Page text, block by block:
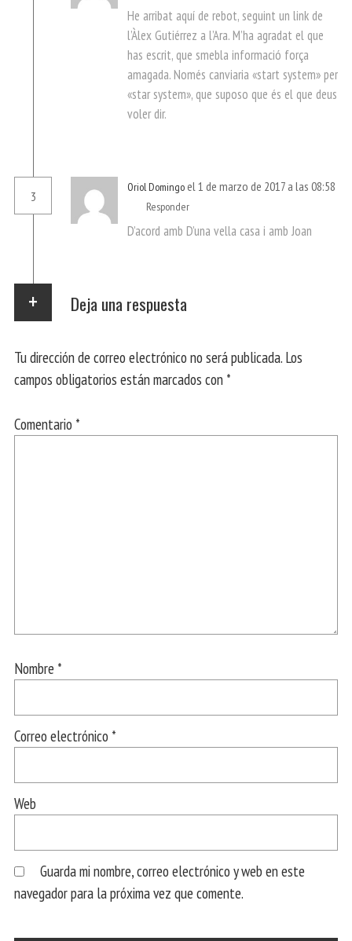
He arribat aquí de rebot, seguint un link de
l’Àlex Gutiérrez a l’Ara. M’ha agradat el que
has escrit, que smebla informació força
amagada. Només canviaria «start system» per
«star system», que suposo que és el que deus
voler dir.
3
Oriol Domingo el 1 de marzo de 2017 a las 08:58
Responder
D’acord amb D’una vella casa i amb Joan
Deja una respuesta
Tu dirección de correo electrónico no será publicada. Los
campos obligatorios están marcados con *
Comentario *
Nombre *
Correo electrónico *
Web
Guarda mi nombre, correo electrónico y web en este
navegador para la próxima vez que comente.